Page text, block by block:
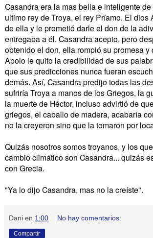
Casandra era la mas bella e inteligente
ultimo rey de Troya, el rey Príamo. El dios
de ella y le prometió darle el don de la
entregaba a él. Casandra acepto, pero
obtenido el don, ella rompió su promesa y
Apolo le quito la credibilidad de sus
que sus predicciones nunca fueran
demás. Así, Casandra predijo todas las
sufriría Troya a manos de los Griegos, la
la muerte de Héctor, incluso advirtió de
griegos, el caballo de madera, acabaría
no la creyeron sino que la tomaron por
Quizás nosotros somos troyanos, y los
cambio climático son Casandra... quizás
con Grecia.
"Ya lo dijo Casandra, mas no la creíste".
Dani en 1:00 No hay comentarios:
Compartir